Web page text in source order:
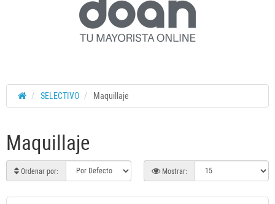
SELECTIVO Maquillaje
Maquillaje
Ordenar por: Mostrar: